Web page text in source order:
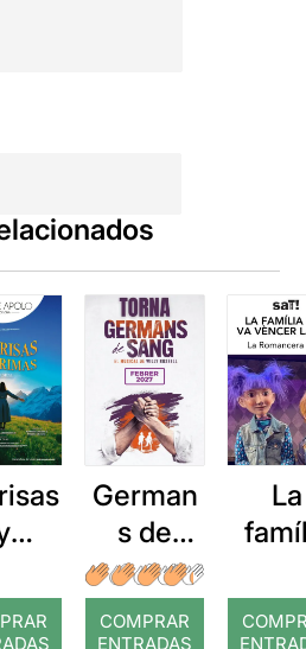
German
s de
sang
COMPRAR
ENTRADAS
La